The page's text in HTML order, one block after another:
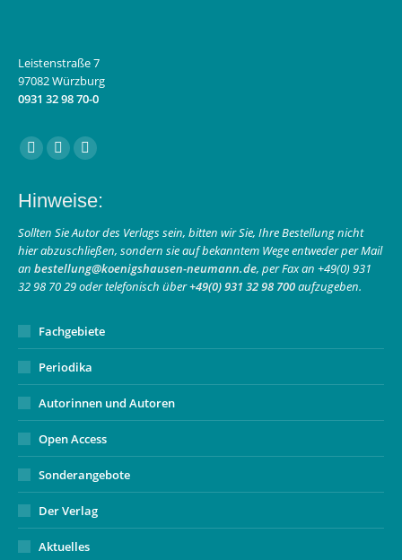
Leistenstraße 7
97082 Würzburg
0931 32 98 70-0
Finden Sie uns auf:
Facebook
opens
in
new
window
Instagram
opens
in
new
window
E-
page
opens
in
new
window
Hinweise:
Sollten Sie Autor des Verlags sein, bitten wir Sie, Ihre Bestellung nicht
hier abzuschließen, sondern sie auf bekanntem Wege entweder per Mail
an bestellung@koenigshausen-neumann.de, per Fax an +49(0) 931
32 98 70 29 oder telefonisch über+49(0) 931 32 98 700aufzugeben.
Fachgebiete
Periodika
Autorinnen und Autoren
Open Access
Sonderangebote
Der Verlag
Aktuelles